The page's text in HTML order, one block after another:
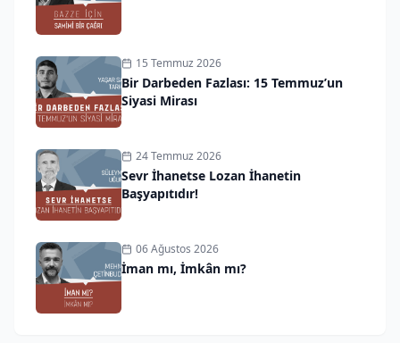
15 Temmuz 2026
Bir Darbeden Fazlası: 15 Temmuz’un
Siyasi Mirası
24 Temmuz 2026
Sevr İhanetse Lozan İhanetin
Başyapıtıdır!
06 Ağustos 2026
İman mı, İmkân mı?